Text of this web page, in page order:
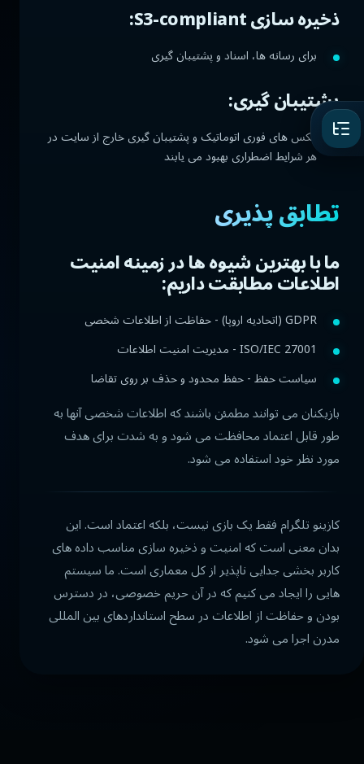
ذخیره سازی S3-compliant:
برای رسانه ها، اسناد و پشتیبان گیری
پشتیبان گیری:
عکس های فوری اتوماتیک و پشتیبان گیری خارج از سایت در
هر شرایط اضطراری بهبود می یابند
تطابق پذیری
ما با بهترین شیوه ها در زمینه امنیت
اطلاعات مطابقت داریم:
GDPR (اتحادیه اروپا) - حفاظت از اطلاعات شخصی
ISO/IEC 27001 - مدیریت امنیت اطلاعات
سیاست حفظ - حفظ محدود و حذف بر روی تقاضا
بازیکنان می توانند مطمئن باشند که اطلاعات شخصی آنها به
طور قابل اعتماد محافظت می شود و به شدت برای هدف
مورد نظر خود استفاده می شود.
کازینو تلگرام فقط یک بازی نیست، بلکه اعتماد است. این
بدان معنی است که امنیت و ذخیره سازی مناسب داده های
کاربر بخشی جدایی ناپذیر از کل معماری است. ما سیستم
هایی را ایجاد می کنیم که در آن حریم خصوصی، در دسترس
بودن و حفاظت از اطلاعات در سطح استانداردهای بین المللی
مدرن اجرا می شود.